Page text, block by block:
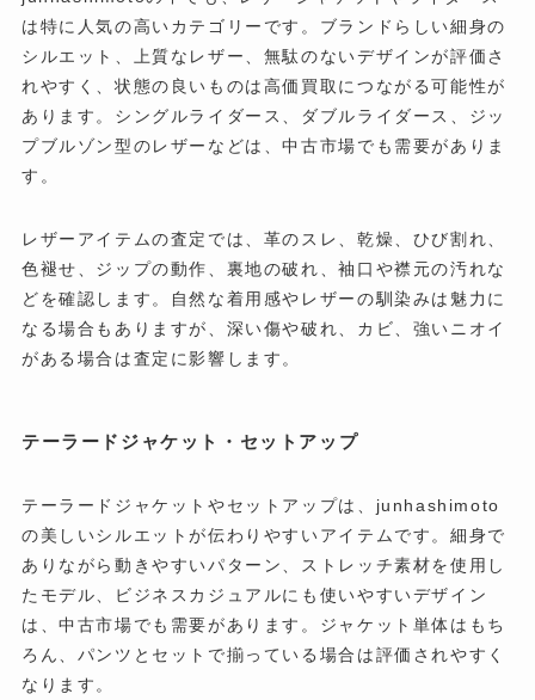
は特に人気の高いカテゴリーです。ブランドらしい細身の
シルエット、上質なレザー、無駄のないデザインが評価さ
れやすく、状態の良いものは高価買取につながる可能性が
あります。シングルライダース、ダブルライダース、ジッ
プブルゾン型のレザーなどは、中古市場でも需要がありま
す。
レザーアイテムの査定では、革のスレ、乾燥、ひび割れ、
色褪せ、ジップの動作、裏地の破れ、袖口や襟元の汚れな
どを確認します。自然な着用感やレザーの馴染みは魅力に
なる場合もありますが、深い傷や破れ、カビ、強いニオイ
がある場合は査定に影響します。
テーラードジャケット・セットアップ
テーラードジャケットやセットアップは、junhashimoto
の美しいシルエットが伝わりやすいアイテムです。細身で
ありながら動きやすいパターン、ストレッチ素材を使用し
たモデル、ビジネスカジュアルにも使いやすいデザイン
は、中古市場でも需要があります。ジャケット単体はもち
ろん、パンツとセットで揃っている場合は評価されやすく
なります。